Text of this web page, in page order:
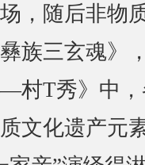
，随后非物
族三玄魂》
村T秀》中
文化遗产元